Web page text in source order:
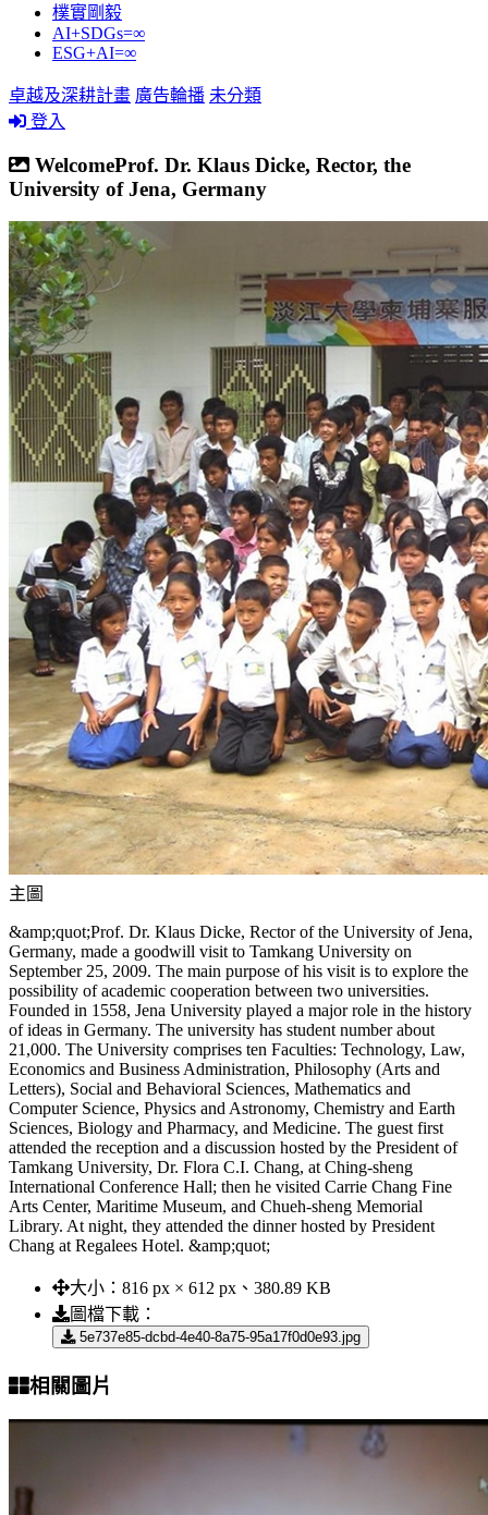
樸實剛毅
AI+SDGs=∞
ESG+AI=∞
卓越及深耕計畫 廣告輪播 未分類
登入
WelcomeProf. Dr. Klaus Dicke, Rector, the
University of Jena, Germany
主圖
&amp;quot;Prof. Dr. Klaus Dicke, Rector of the University of Jena,
Germany, made a goodwill visit to Tamkang University on
September 25, 2009. The main purpose of his visit is to explore the
possibility of academic cooperation between two universities.
Founded in 1558, Jena University played a major role in the history
of ideas in Germany. The university has student number about
21,000. The University comprises ten Faculties: Technology, Law,
Economics and Business Administration, Philosophy (Arts and
Letters), Social and Behavioral Sciences, Mathematics and
Computer Science, Physics and Astronomy, Chemistry and Earth
Sciences, Biology and Pharmacy, and Medicine. The guest first
attended the reception and a discussion hosted by the President of
Tamkang University, Dr. Flora C.I. Chang, at Ching-sheng
International Conference Hall; then he visited Carrie Chang Fine
Arts Center, Maritime Museum, and Chueh-sheng Memorial
Library. At night, they attended the dinner hosted by President
Chang at Regalees Hotel. &amp;quot;
大小： 816 px × 612 px、380.89 KB
圖檔下載：
5e737e85-dcbd-4e40-8a75-95a17f0d0e93.jpg
相關圖片